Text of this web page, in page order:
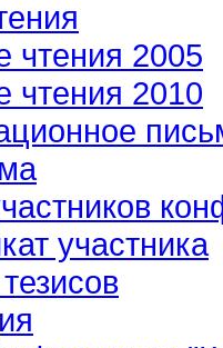
чтения 2005
чтения 2010
участника